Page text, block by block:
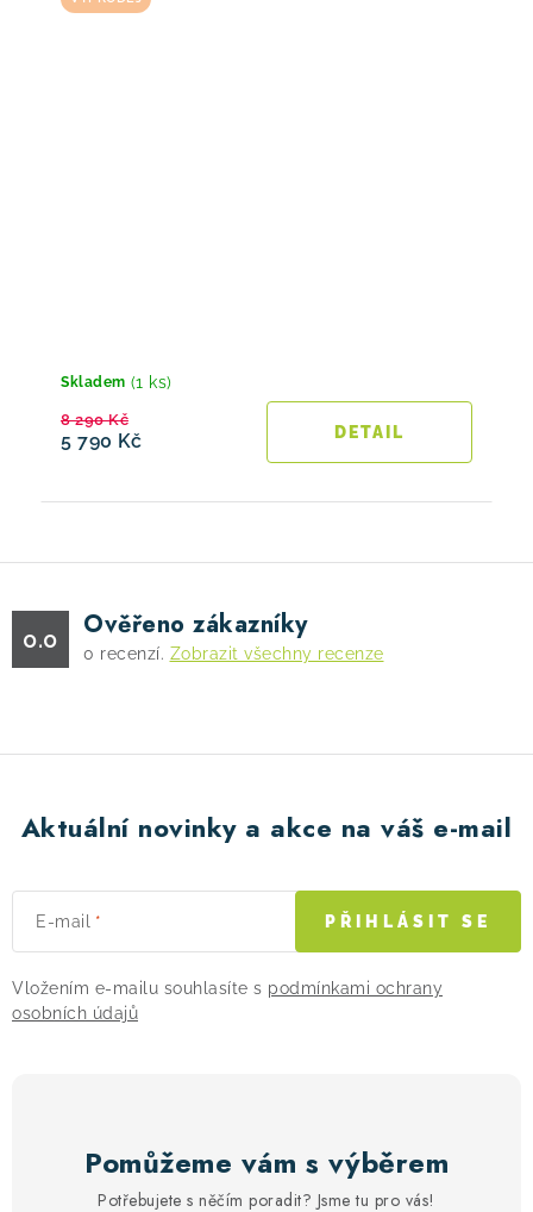
Skladem (1 ks)
5 790 Kč
8 290 Kč
0.0 Ověřeno zákazníky
0 recenzí. Zobrazit všechny recenze
Aktuální novinky a akce na váš e-mail
E-mail
Vložením e-mailu souhlasíte s podmínkami ochrany
osobních údajů
PŘIHLÁSIT SE
Pomůžeme vám s výběrem
Potřebujete s něčím poradit? Jsme tu pro vás!